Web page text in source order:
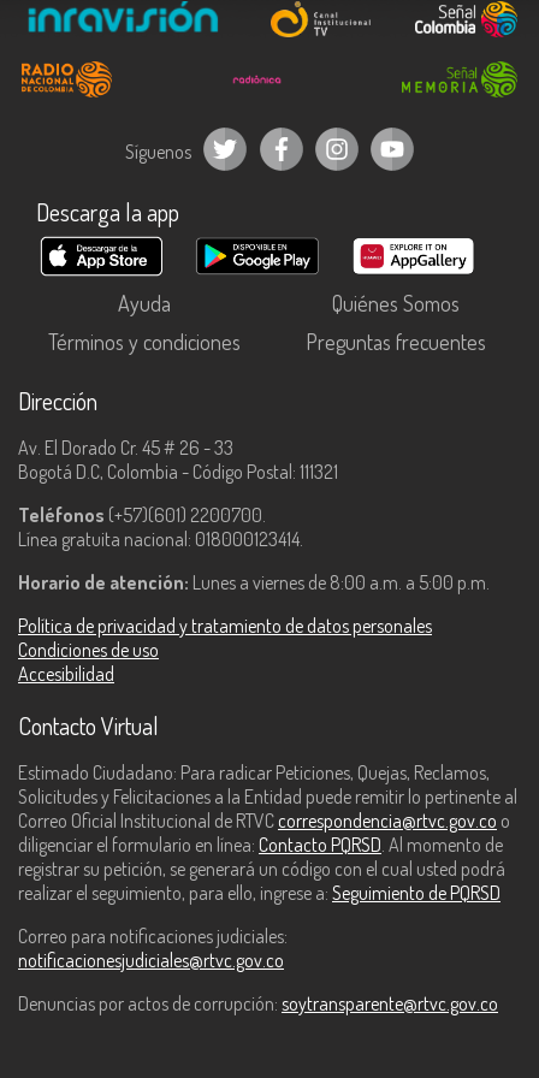
Síguenos
Descarga la app
Ayuda
Quiénes Somos
Términos y condiciones
Preguntas frecuentes
Dirección
Av. El Dorado Cr. 45 # 26 - 33
Bogotá D.C, Colombia - Código Postal: 111321
Teléfonos (+57)(601) 2200700.
Línea gratuita nacional: 018000123414.
Horario de atención: Lunes a viernes de 8:00 a.m. a 5:00 p.m.
Política de privacidad y tratamiento de datos personales
Condiciones de uso
Accesibilidad
Contacto Virtual
Estimado Ciudadano: Para radicar Peticiones, Quejas, Reclamos,
Solicitudes y Felicitaciones a la Entidad puede remitir lo pertinente al
Correo Oficial Institucional de RTVC correspondencia@rtvc.gov.co o
diligenciar el formulario en línea: Contacto PQRSD. Al momento de
registrar su petición, se generará un código con el cual usted podrá
realizar el seguimiento, para ello, ingrese a: Seguimiento de PQRSD
Correo para notificaciones judiciales:
notificacionesjudiciales@rtvc.gov.co
Denuncias por actos de corrupción: soytransparente@rtvc.gov.co